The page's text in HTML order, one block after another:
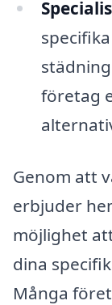
företag
Genom att
erbjuder
möjlighet
dina
Många